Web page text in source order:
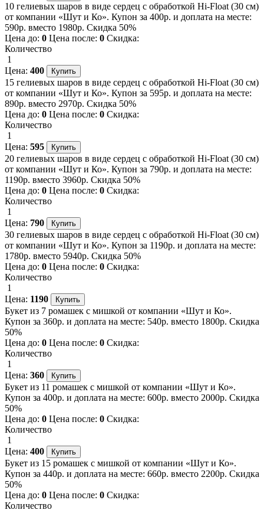
10 гелиевых шаров в виде сердец с обработкой Hi-Float (30 см)
от компании «Шут и Ко». Купон за 400р. и доплата на месте:
590р. вместо 1980р. Скидка 50%
Цена до: 0 Цена после: 0 Скидка:
Количество
1
Цена: 400
15 гелиевых шаров в виде сердец с обработкой Hi-Float (30 см)
от компании «Шут и Ко». Купон за 595р. и доплата на месте:
890р. вместо 2970р. Скидка 50%
Цена до: 0 Цена после: 0 Скидка:
Количество
1
Цена: 595
20 гелиевых шаров в виде сердец с обработкой Hi-Float (30 см)
от компании «Шут и Ко». Купон за 790р. и доплата на месте:
1190р. вместо 3960р. Скидка 50%
Цена до: 0 Цена после: 0 Скидка:
Количество
1
Цена: 790
30 гелиевых шаров в виде сердец с обработкой Hi-Float (30 см)
от компании «Шут и Ко». Купон за 1190р. и доплата на месте:
1780р. вместо 5940р. Скидка 50%
Цена до: 0 Цена после: 0 Скидка:
Количество
1
Цена: 1190
Букет из 7 ромашек с мишкой от компании «Шут и Ко».
Купон за 360р. и доплата на месте: 540р. вместо 1800р. Скидка
50%
Цена до: 0 Цена после: 0 Скидка:
Количество
1
Цена: 360
Букет из 11 ромашек с мишкой от компании «Шут и Ко».
Купон за 400р. и доплата на месте: 600р. вместо 2000р. Скидка
50%
Цена до: 0 Цена после: 0 Скидка:
Количество
1
Цена: 400
Букет из 15 ромашек с мишкой от компании «Шут и Ко».
Купон за 440р. и доплата на месте: 660р. вместо 2200р. Скидка
50%
Цена до: 0 Цена после: 0 Скидка:
Количество